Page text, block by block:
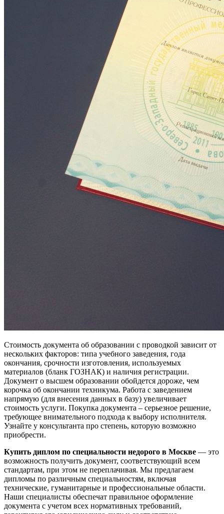
Стоимость документа об образовании с проводкой зависит от
нескольких факторов: типа учебного заведения, года
окончания, срочности изготовления, используемых
материалов (бланк ГОЗНАК) и наличия регистрации.
Документ о высшем образовании обойдется дороже, чем
корочка об окончании техникума. Работа с заведением
напрямую (для внесения данных в базу) увеличивает
стоимость услуги. Покупка документа – серьезное решение,
требующее внимательного подхода к выбору исполнителя.
Узнайте у консультанта про степень, которую возможно
приобрести.
Купить диплом по специальности недорого в Москве — это
возможность получить документ, соответствующий всем
стандартам, при этом не переплачивая. Мы предлагаем
дипломы по различным специальностям, включая
технические, гуманитарные и профессиональные области.
Наши специалисты обеспечат правильное оформление
документа с учетом всех нормативных требований,